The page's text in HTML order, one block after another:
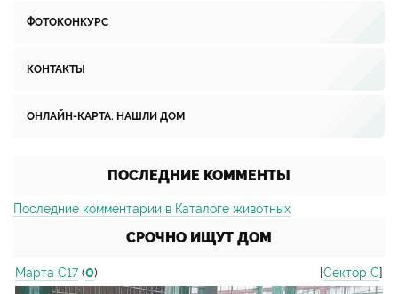
ФОТОКОНКУРС
КОНТАКТЫ
ОНЛАЙН-КАРТА. НАШЛИ ДОМ
ПОСЛЕДНИЕ КОММЕНТЫ
Последние комментарии в Каталоге животных
СРОЧНО ИЩУТ ДОМ
Марта С17 (0) [Сектор С]